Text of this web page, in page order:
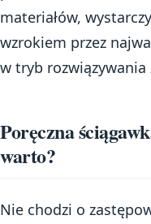
materiałów,
wzrokiem przez
w tryb rozwiązywania
Poręczna
warto?
Nie chodzi o